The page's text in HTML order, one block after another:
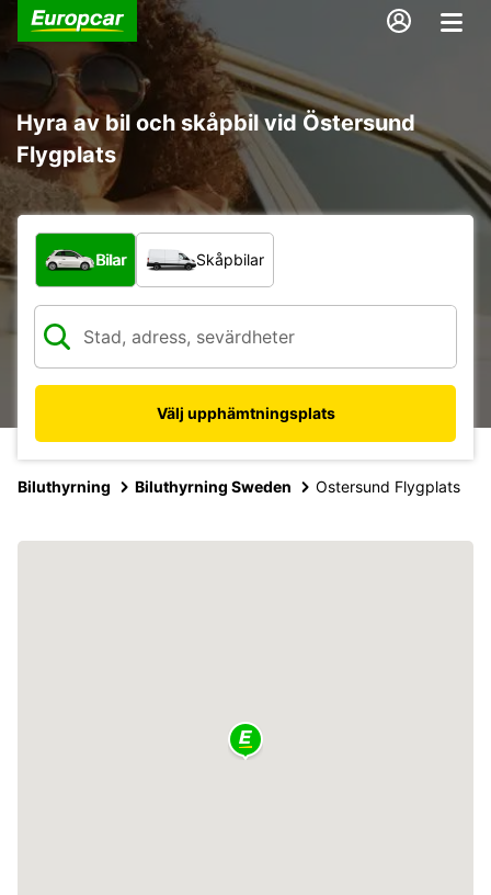
Hyra av bil och skåpbil vid Östersund
Flygplats
Vilken typ av fordon?
Bilar Skåpbilar
Välj upphämtningsplats
Biluthyrning Biluthyrning Sweden Ostersund Flygplats